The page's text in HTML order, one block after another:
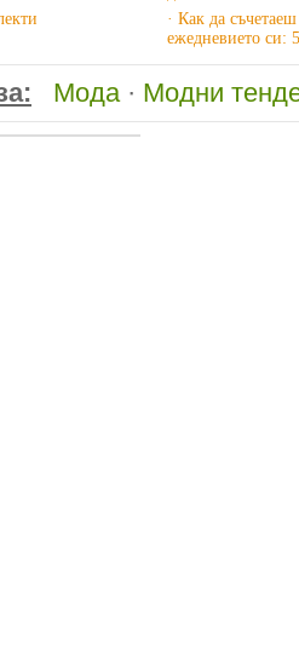
· Как да
ежедневието си:
Мода· Модни